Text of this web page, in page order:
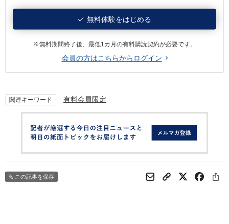
無料体験をはじめる
※無料期間終了後、最低1カ月の有料購読契約が必要です。
会員の方はこちらからログイン
関連キーワード 有料会員限定
この記事を保存